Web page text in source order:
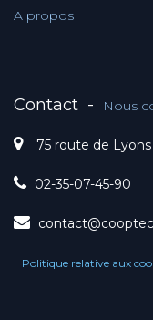
A propos
Contact - Nous
75 route de
02-35-07-45-90
Politique relative aux